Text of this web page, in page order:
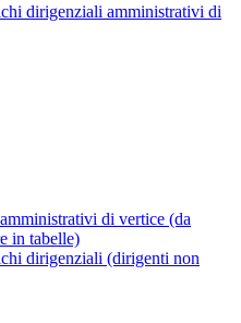
dirigenziali amministrativi di
di vertice (da
in tabelle)
dirigenziali (dirigenti non